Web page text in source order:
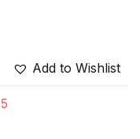
Add to Wishlist